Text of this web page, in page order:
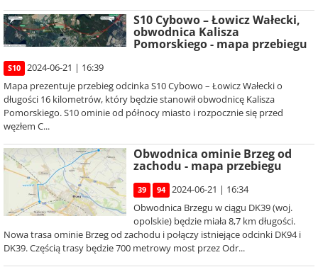
S10 Cybowo – Łowicz Wałecki,
obwodnica Kalisza
Pomorskiego - mapa przebiegu
S10
2024-06-21 | 16:39
Mapa prezentuje przebieg odcinka S10 Cybowo – Łowicz Wałecki o
długości 16 kilometrów, który będzie stanowił obwodnicę Kalisza
Pomorskiego. S10 ominie od północy miasto i rozpocznie się przed
węzłem C...
Obwodnica ominie Brzeg od
zachodu - mapa przebiegu
39 94
2024-06-21 | 16:34
Obwodnica Brzegu w ciągu DK39 (woj.
opolskie) będzie miała 8,7 km długości.
Nowa trasa ominie Brzeg od zachodu i połączy istniejące odcinki DK94 i
DK39. Częścią trasy będzie 700 metrowy most przez Odr...